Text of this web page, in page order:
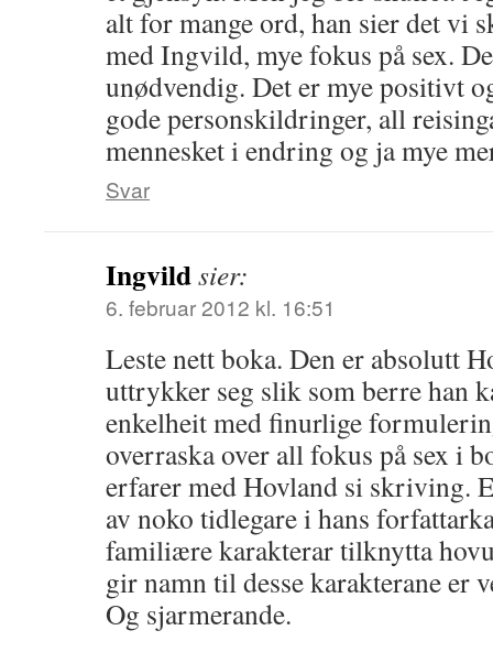
alt for mange ord, han sier det vi
med Ingvild, mye fokus på sex.
unødvendig. Det er mye positivt
gode personskildringer, all
mennesket i endring og ja mye
Svar
Ingvildsier:
6. februar 2012 kl. 16:51
Leste nett boka. Den er absolutt
uttrykker seg slik som berre han
enkelheit med finurlige
overraska over all fokus på sex i
erfarer med Hovland si skriving.
av noko tidlegare i hans
familiære karakterar tilknytta
gir namn til desse karakterane er
Og sjarmerande.